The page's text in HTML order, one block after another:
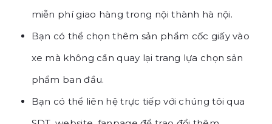
miễn phí giao hàng trong nội thành hà nội.
Bạn có thể chọn thêm sản phẩm cốc giấy vào
xe mà không cần quay lại trang lựa chọn sản
phẩm ban đầu.
Bạn có thể liên hệ trực tiếp với chúng tôi qua